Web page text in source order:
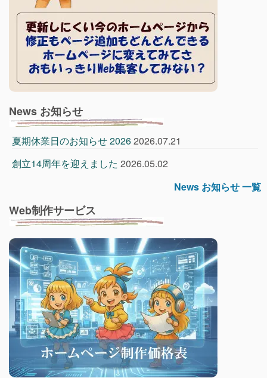
News お知らせ
夏期休業日のお知らせ 20262026.07.21
創立14周年を迎えました 2026.05.02
News お知らせ 一覧
Web制作サービス